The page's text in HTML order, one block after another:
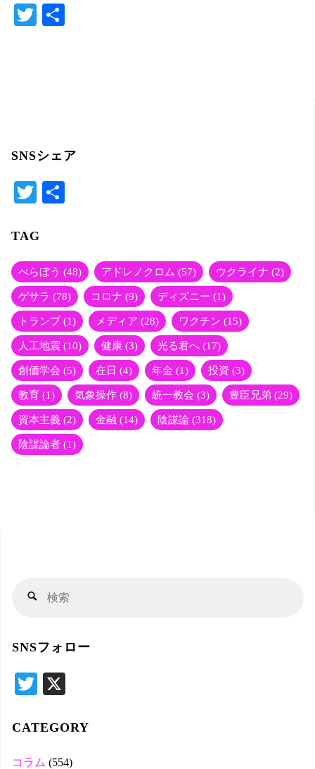
T
SNSシェア
T
tte
r
TAG
べらぼう (48) アドレノクロム (57) ウクライナ (2)
ゲサラ (78) コロナ (9) ディズニー (1)
トランプ(1) メディア (28) ワクチン (15)
人工地震 (10) 健康 (3) 光る君へ (17)
創価学会 (5) 在日 (4) 年金 (1) 投資 (3)
教育 (1) 気象操作 (8) 統一教会 (3) 豊臣兄弟 (29)
資本主義 (2) 金融 (14) 陰謀論 (318)
陰謀論者 (1)
検
SNSフォロー
T
tte
CATEGORY
コラム (554)